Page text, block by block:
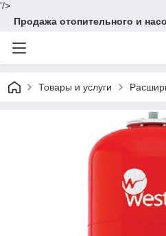
'/>
Продажа отопительного и
Товары и услуги